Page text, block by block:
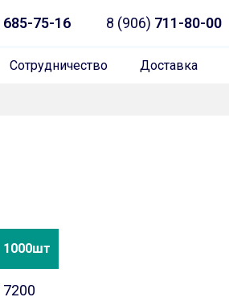
685-75-16 8 (906) 711-80-00
Сотрудничество Доставка
1000шт
7200